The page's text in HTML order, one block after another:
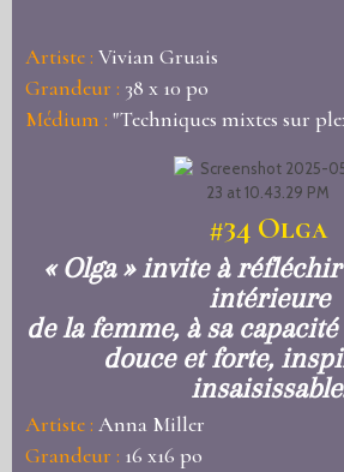
Artiste : Vivian Gruais
Grandeur : 38 x 10 po
Médium : "Techniques mixtes sur
#34 Olga
« Olga » invite à
intérieure
de la femme, à sa
douce et forte,
Artiste : Anna Miller
Grandeur : 16 x16 po